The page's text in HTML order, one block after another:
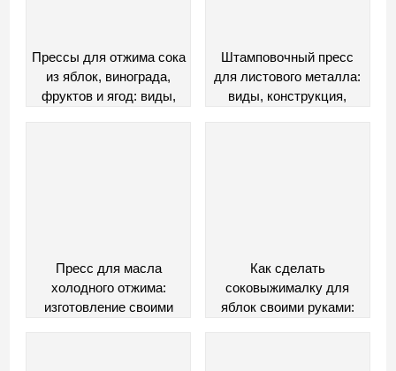
Прессы для отжима сока
из яблок, винограда,
фруктов и ягод: виды,
Штамповочный пресс
для листового металла:
виды, конструкция,
Пресс для масла
холодного отжима:
изготовление своими
Как сделать
соковыжималку для
яблок своими руками: